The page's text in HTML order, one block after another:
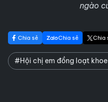
ngào
Chia sẻ Chia sẻ Chia
#Hội chị em đồng loạt